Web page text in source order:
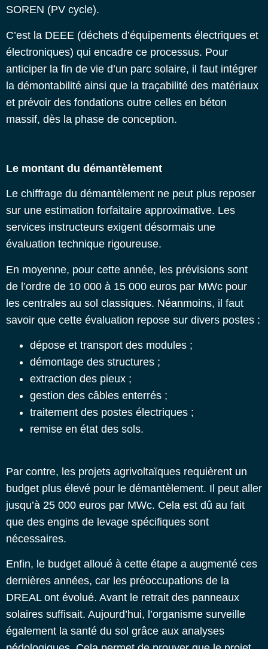
SOREN (PV cycle).
C’est la DEEE (déchets d’équipements électriques et
électroniques) qui encadre ce processus. Pour
anticiper la fin de vie d’un parc solaire, il faut intégrer
la démontabilité ainsi que la traçabilité des matériaux
et prévoir des fondations outre celles en béton
massif, dès la phase de conception.
Le montant du démantèlement
Le chiffrage du démantèlement ne peut plus reposer
sur une estimation forfaitaire approximative. Les
services instructeurs exigent désormais une
évaluation technique rigoureuse.
En moyenne, pour cette année, les prévisions sont
de l’ordre de 10 000 à 15 000 euros par MWc pour
les centrales au sol classiques. Néanmoins, il faut
savoir que cette évaluation repose sur divers postes :
dépose et transport des modules ;
démontage des structures ;
extraction des pieux ;
gestion des câbles enterrés ;
traitement des postes électriques ;
remise en état des sols.
Par contre, les projets agrivoltaïques requièrent un
budget plus élevé pour le démantèlement. Il peut aller
jusqu’à 25 000 euros par MWc. Cela est dû au fait
que des engins de levage spécifiques sont
nécessaires.
Enfin, le budget alloué à cette étape a augmenté ces
dernières années, car les préoccupations de la
DREAL ont évolué. Avant le retrait des panneaux
solaires suffisait. Aujourd’hui, l’organisme surveille
également la santé du sol grâce aux analyses